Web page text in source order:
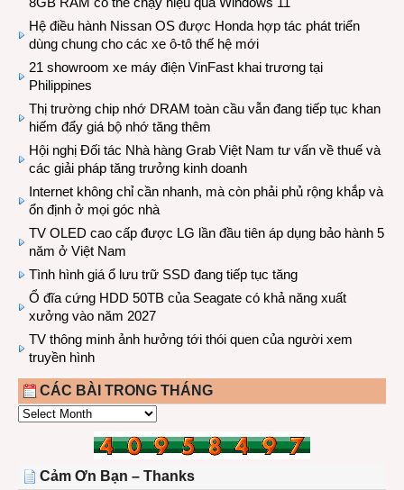
Hệ điều hành Nissan OS được Honda hợp tác phát triển
dùng chung cho các xe ô-tô thế hệ mới
21 showroom xe máy điện VinFast khai trương tại
Philippines
Thị trường chip nhớ DRAM toàn cầu vẫn đang tiếp tục khan
hiếm đẩy giá bộ nhớ tăng thêm
Hội nghị Đối tác Nhà hàng Grab Việt Nam tư vấn về thuế và
các giải pháp tăng trưởng kinh doanh
Internet không chỉ cần nhanh, mà còn phải phủ rộng khắp và
ổn định ở mọi góc nhà
TV OLED cao cấp được LG lần đầu tiên áp dụng bảo hành 5
năm ở Việt Nam
Tình hình giá ổ lưu trữ SSD đang tiếp tục tăng
Ổ đĩa cứng HDD 50TB của Seagate có khả năng xuất
xưởng vào năm 2027
TV thông minh ảnh hưởng tới thói quen của người xem
truyền hình
CÁC BÀI TRONG THÁNG
CÁC
THÁNG
Cảm Ơn Bạn – Thanks